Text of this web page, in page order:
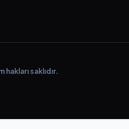
hakları saklıdır.